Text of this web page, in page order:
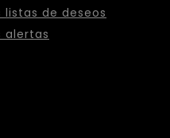
listas de deseos
alertas